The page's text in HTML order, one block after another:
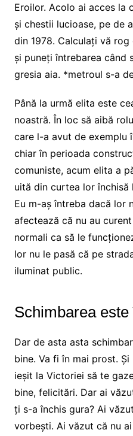
Eroilor. Acolo ai acces la
și chestii lucioase, pe de
din 1978. Calculați vă
și puneți întrebarea când
gresia aia. *metroul s-a
Până la urmă elita este
noastră. În loc să aibă
care l-a avut de exemplu
chiar în perioada
comuniste, acum elita a
uită din curtea lor închisă
Eu m-aș întreba dacă lor
afectează că nu au
normali ca să le
lor nu le pasă că pe
iluminat public.
Schimbarea
Dar de asta asta
bine. Va fi în mai prost.
ieșit la Victoriei să te
bine, felicitări. Dar ai
ți s-a închis gura? Ai
vorbești. Ai văzut că nu